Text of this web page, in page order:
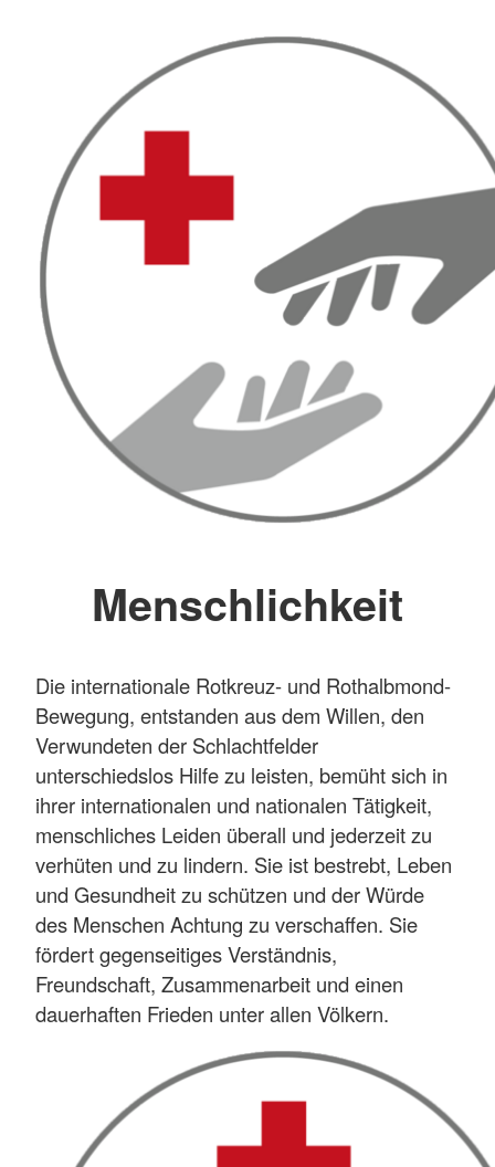
Menschlichkeit
Die internationale Rotkreuz- und Rothalbmond-
Bewegung, entstanden aus dem Willen, den
Verwundeten der Schlachtfelder
unterschiedslos Hilfe zu leisten, bemüht sich in
ihrer internationalen und nationalen Tätigkeit,
menschliches Leiden überall und jederzeit zu
verhüten und zu lindern. Sie ist bestrebt, Leben
und Gesundheit zu schützen und der Würde
des Menschen Achtung zu verschaffen. Sie
fördert gegenseitiges Verständnis,
Freundschaft, Zusammenarbeit und einen
dauerhaften Frieden unter allen Völkern.